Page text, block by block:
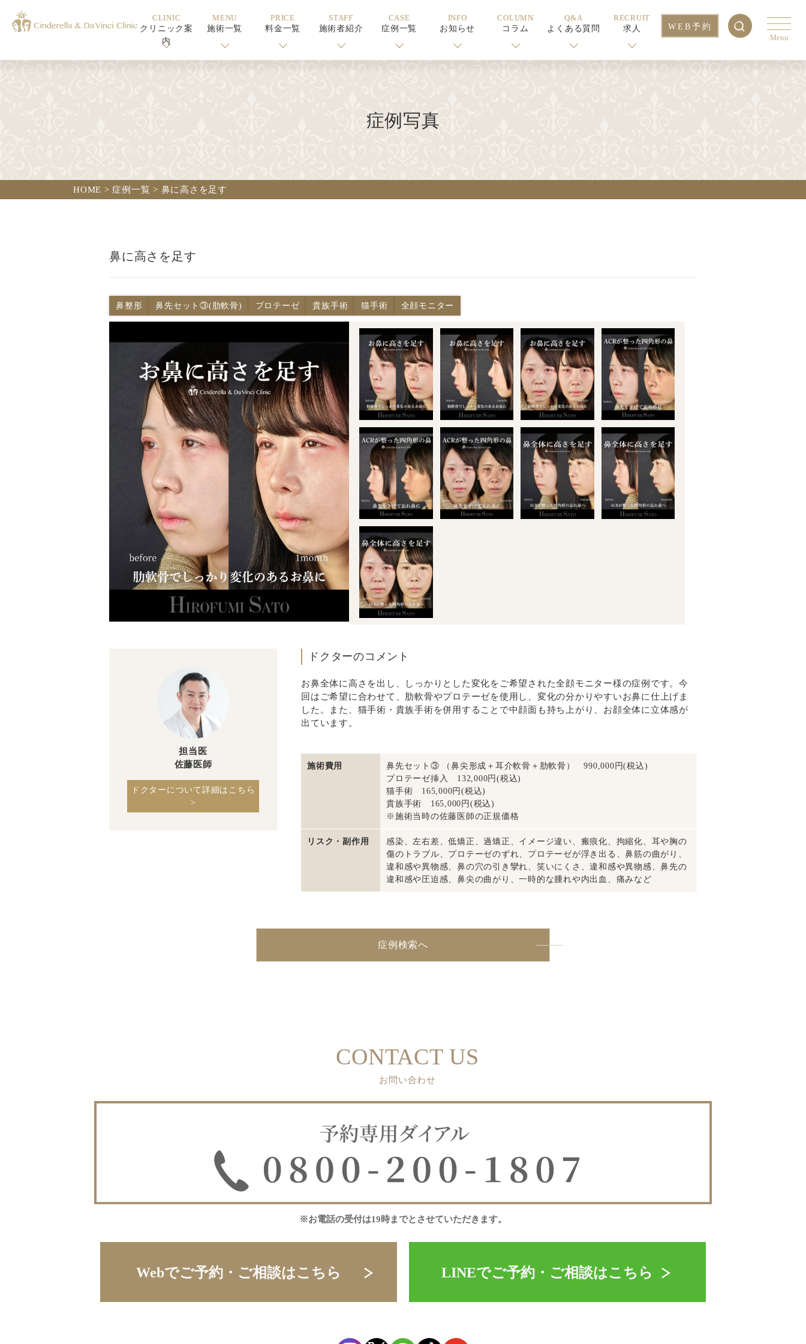
CLINIC
クリニック案
内
MENU
施術一覧
PRICE
料金一覧
STAFF
施術者紹介
CASE
症例一覧
INFO
お知らせ
COLUMN
コラム
Q&A
よくある質問
RECRUIT
求人
WEB予約
Menu
症例写真
HOME >症例一覧 > 鼻に高さを足す
鼻に高さを足す
鼻整形 鼻先セット③(肋軟骨) プロテーゼ 貴族手術 猫手術 全顔モニター
ドクターのコメント
お鼻全体に高さを出し、しっかりとした変化をご希望された全顔モニター様の症例です。今
回はご希望に合わせて、肋軟骨やプロテーゼを使用し、変化の分かりやすいお鼻に仕上げま
した。また、猫手術・貴族手術を併用することで中顔面も持ち上がり、お顔全体に立体感が
出ています。
担当医
佐藤医師
ドクターについて詳細はこちら
>
施術費用
鼻先セット③ （鼻尖形成＋耳介軟骨＋肋軟骨） 990,000円(税込)
プロテーゼ挿入 132,000円(税込)
猫手術 165,000円(税込)
貴族手術 165,000円(税込)
※施術当時の佐藤医師の正規価格
リスク・副作用
感染、左右差、低矯正、過矯正、イメージ違い、瘢痕化、拘縮化、耳や胸の
傷のトラブル、プロテーゼのずれ、プロテーゼが浮き出る、鼻筋の曲がり、
違和感や異物感、鼻の穴の引き攣れ、笑いにくさ、違和感や異物感、鼻先の
違和感や圧迫感、鼻尖の曲がり、一時的な腫れや内出血、痛みなど
症例検索へ
CONTACT US
お問い合わせ
※お電話の受付は19時までとさせていただきます。